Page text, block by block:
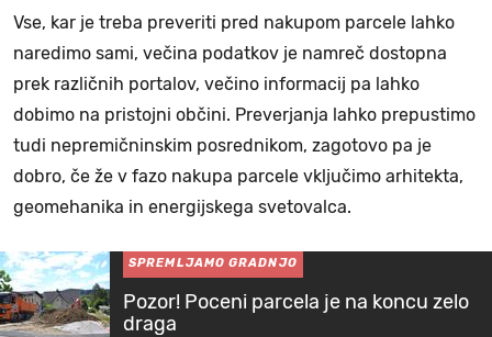
Vse, kar je treba preveriti pred nakupom parcele lahko
naredimo sami, večina podatkov je namreč dostopna
prek različnih portalov, večino informacij pa lahko
dobimo na pristojni občini. Preverjanja lahko prepustimo
tudi nepremičninskim posrednikom, zagotovo pa je
dobro, če že v fazo nakupa parcele vključimo arhitekta,
geomehanika in energijskega svetovalca.
SPREMLJAMO GRADNJO
Pozor! Poceni parcela je na koncu zelo
draga